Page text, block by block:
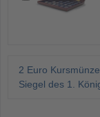
2 Euro
Siegel des 1.